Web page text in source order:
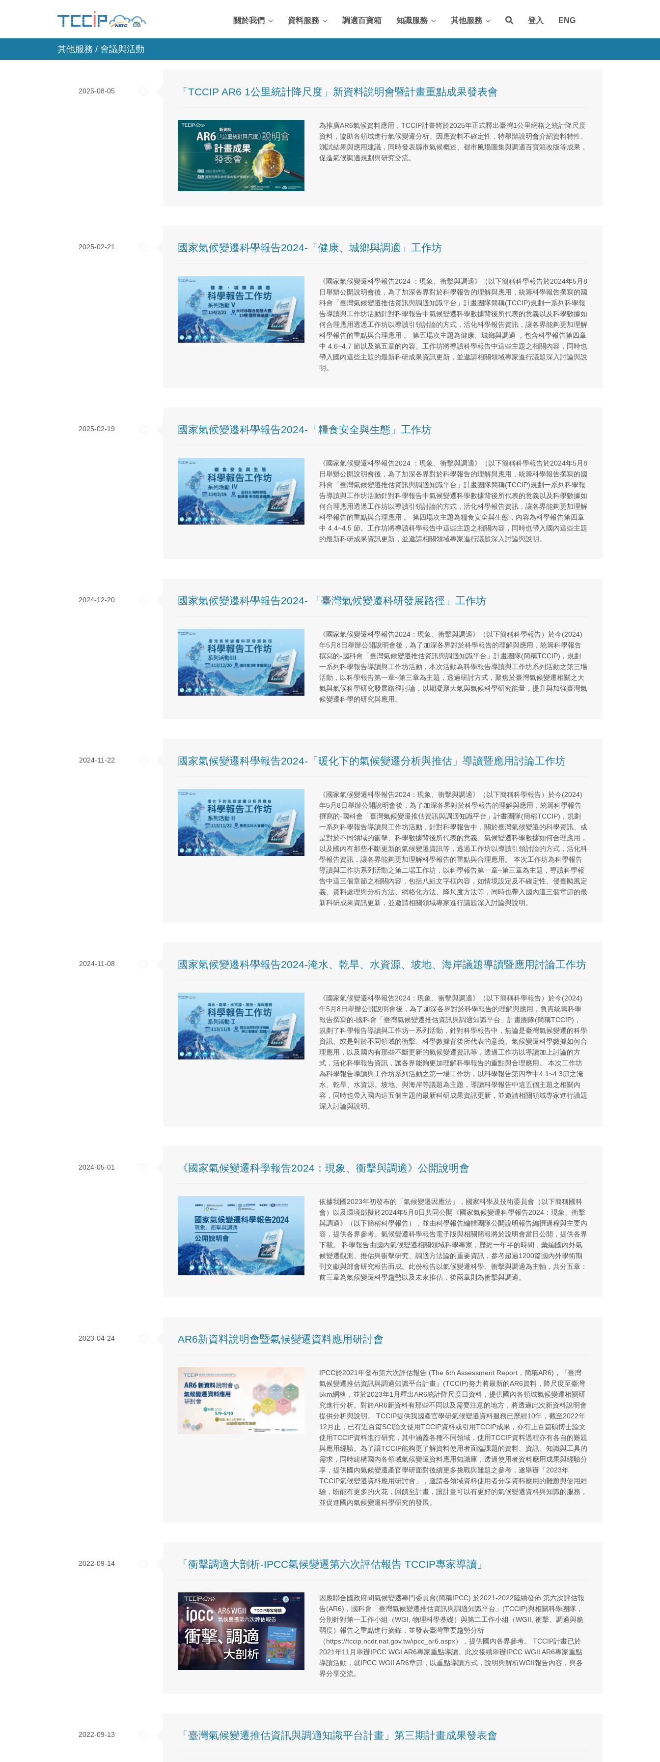
關於我們 資料服務 調適百寶箱 知識服務 其他服務 登入 ENG
其他服務 / 會議與活動
2025-08-05 「TCCIP AR6 1公里統計降尺度」新資料說明會暨計畫重點成果發表會
為推廣AR6氣候資料應用，TCCIP計畫將於2025年正式釋出臺灣1公里網格之統計降尺度
資料，協助各領域進行氣候變遷分析。因應資料不確定性，特舉辦說明會介紹資料特性、
測試結果與應用建議，同時發表縣市氣候概述、都市風場圖集與調適百寶箱改版等成果，
促進氣候調適規劃與研究交流。
2025-02-21 國家氣候變遷科學報告2024-「健康、城鄉與調適」工作坊
《國家氣候變遷科學報告2024 ：現象、衝擊與調適》（以下簡稱科學報告於2024年5月8
日舉辦公開說明會後，為了加深各界對於科學報告的理解與應用，統籌科學報告撰寫的國
科會「臺灣氣候變遷推估資訊與調適知識平台」計畫團隊簡稱(TCCIP)規劃一系列科學報
告導讀與工作坊活動針對科學報告中氣候變遷科學數據背後所代表的意義以及科學數據如
何合理應用透過工作坊以導讀引領討論的方式，活化科學報告資訊，讓各界能夠更加理解
科學報告的重點與合理應用 。 第五場次主題為健康、城鄉與調適 ，包含科學報告第四章
中 4.6~4.7 節以及第五章的內容。工作坊將導讀科學報告中這些主題之相關內容，同時也
帶入國內這些主題的最新科研成果資訊更新，並邀請相關領域專家進行議題深入討論與說
明。
2025-02-19 國家氣候變遷科學報告2024-「糧食安全與生態」工作坊
《國家氣候變遷科學報告2024 ：現象、衝擊與調適》（以下簡稱科學報告於2024年5月8
日舉辦公開說明會後，為了加深各界對於科學報告的理解與應用，統籌科學報告撰寫的國
科會「臺灣氣候變遷推估資訊與調適知識平台」計畫團隊簡稱(TCCIP)規劃一系列科學報
告導讀與工作坊活動針對科學報告中氣候變遷科學數據背後所代表的意義以及科學數據如
何合理應用透過工作坊以導讀引領討論的方式，活化科學報告資訊，讓各界能夠更加理解
科學報告的重點與合理應用 。 第四場次主題為糧食安全與生態，內容為科學報告第四章
中 4.4~4.5 節。工作坊將導讀科學報告中這些主題之相關內容，同時也帶入國內這些主題
的最新科研成果資訊更新，並邀請相關領域專家進行議題深入討論與說明。
2024-12-20 國家氣候變遷科學報告2024- 「臺灣氣候變遷科研發展路徑」工作坊
《國家氣候變遷科學報告2024：現象、衝擊與調適》（以下簡稱科學報告）於今(2024)
年5月8日舉辦公開說明會後，為了加深各界對於科學報告的理解與應用，統籌科學報告
撰寫的-國科會「臺灣氣候變遷推估資訊與調適知識平台」計畫團隊(簡稱TCCIP)，規劃
一系列科學報告導讀與工作坊活動，本次活動為科學報告導讀與工作坊系列活動之第三場
活動，以科學報告第一章~第三章為主題，透過研討方式，聚焦於臺灣氣候變遷相關之大
氣與氣候科學研究發展路徑討論，以期凝聚大氣與氣候科學研究能量，提升與加強臺灣氣
候變遷科學的研究與應用。
2024-11-22 國家氣候變遷科學報告2024-「暖化下的氣候變遷分析與推估」導讀暨應用討論工作坊
《國家氣候變遷科學報告2024：現象、衝擊與調適》（以下簡稱科學報告）於今(2024)
年5月8日舉辦公開說明會後，為了加深各界對於科學報告的理解與應用，統籌科學報告
撰寫的-國科會「臺灣氣候變遷推估資訊與調適知識平台」計畫團隊(簡稱TCCIP)，規劃
一系列科學報告導讀與工作坊活動，針對科學報告中，關於臺灣氣候變遷的科學資訊、或
是對於不同領域的衝擊、科學數據背後所代表的意義、氣候變遷科學數據如何合理應用，
以及國內有那些不斷更新的氣候變遷資訊等，透過工作坊以導讀引領討論的方式，活化科
學報告資訊，讓各界能夠更加理解科學報告的重點與合理應用。 本次工作坊為科學報告
導讀與工作坊系列活動之第二場工作坊，以科學報告第一章~第三章為主題，導讀科學報
告中這三個章節之相關內容，包括八組文字框內容，如情境設定及不確定性、侵臺颱風定
義、資料處理與分析方法、網格化方法、降尺度方法等，同時也帶入國內這三個章節的最
新科研成果資訊更新，並邀請相關領域專家進行議題深入討論與說明。
2024-11-08 國家氣候變遷科學報告2024-淹水、乾旱、水資源、坡地、海岸議題導讀暨應用討論工作坊
《國家氣候變遷科學報告2024：現象、衝擊與調適》（以下簡稱科學報告）於今(2024)
年5月8日舉辦公開說明會後，為了加深各界對於科學報告的理解與應用，負責統籌科學
報告撰寫的-國科會「臺灣氣候變遷推估資訊與調適知識平台」計畫團隊(簡稱TCCIP)，
規劃了科學報告導讀與工作坊一系列活動，針對科學報告中，無論是臺灣氣候變遷的科學
資訊、或是對於不同領域的衝擊、科學數據背後所代表的意義、氣候變遷科學數據如何合
理應用，以及國內有那些不斷更新的氣候變遷資訊等，透過工作坊以導讀加上討論的方
式，活化科學報告資訊，讓各界能夠更加理解科學報告的重點與合理應用。 本次工作坊
為科學報告導讀與工作坊系列活動之第一場工作坊，以科學報告第四章中4.1~4.3節之淹
水、乾旱、水資源、坡地、與海岸等議題為主題，導讀科學報告中這五個主題之相關內
容，同時也帶入國內這五個主題的最新科研成果資訊更新，並邀請相關領域專家進行議題
深入討論與說明。
2024-05-01 《國家氣候變遷科學報告2024：現象、衝擊與調適》公開說明會
依據我國2023年初發布的「氣候變遷因應法」，國家科學及技術委員會（以下簡稱國科
會）以及環境部擬於2024年5月8日共同公開《國家氣候變遷科學報告2024：現象、衝擊
與調適》（以下簡稱科學報告），並由科學報告編輯團隊公開說明報告編撰過程與主要內
容，提供各界參考。氣候變遷科學報告電子版與相關簡報將於說明會當日公開，提供各界
下載。 科學報告由國內氣候變遷相關領域科學專家，歷經一年半的時間，彙編國內外氣
候變遷觀測、推估與衝擊研究、調適方法論的重要資訊，參考超過1200篇國內外學術期
刊文獻與部會研究報告而成。此份報告以氣候變遷科學、衝擊與調適為主軸，共分五章：
前三章為氣候變遷科學趨勢以及未來推估，後兩章則為衝擊與調適。
2023-04-24 AR6新資料說明會暨氣候變遷資料應用研討會
IPCC於2021年發布第六次評估報告 (The 6th Assessment Report，簡稱AR6)，『臺灣
氣候變遷推估資訊與調適知識平台計畫』(TCCIP)努力將最新的AR6資料，降尺度至臺灣
5km網格，並於2023年1月釋出AR6統計降尺度日資料，提供國內各領域氣候變遷相關研
究進行分析。對於AR6新資料有那些不同以及需要注意的地方，將透過此次新資料說明會
提供分析與說明。 TCCIP提供我國產官學研氣候變遷資料服務已歷經10年，截至2022年
12月止，已有近百篇SCI論文使用TCCIP資料或引用TCCIP成果，亦有上百篇碩博士論文
使用TCCIP資料進行研究，其中涵蓋各種不同領域，使用TCCIP資料過程亦有各自的難題
與應用經驗。為了讓TCCIP能夠更了解資料使用者面臨課題的資料、資訊、知識與工具的
需求，同時建構國內各領域氣候變遷資料應用知識庫，透過使用者資料應用成果與經驗分
享，提供國內氣候變遷產官學研面對後續更多挑戰與難題之參考，遂舉辦「2023年
TCCIP氣候變遷資料應用研討會」，邀請各領域資料使用者分享資料應用的難題與使用經
驗，盼能有更多的火花，回饋至計畫，讓計畫可以有更好的氣候變遷資料與知識的服務，
並促進國內氣候變遷科學研究的發展。
2022-09-14 「衝擊調適大剖析-IPCC氣候變遷第六次評估報告 TCCIP專家導讀」
因應聯合國政府間氣候變遷專門委員會(簡稱IPCC) 於2021-2022陸續發佈 第六次評估報
告(AR6)，國科會「臺灣氣候變遷推估資訊與調適知識平台」(TCCIP)與相關科學團隊，
分別針對第一工作小組（WGI, 物理科學基礎）與第二工作小組（WGII, 衝擊、調適與脆
弱度）報告之重點進行摘錄，並發表臺灣重要趨勢分析
（https://tccip.ncdr.nat.gov.tw/ipcc_ar6.aspx），提供國內各界參考。 TCCIP計畫已於
2021年11月舉辦IPCC WGI AR6專家重點導讀。此次接續舉辦IPCC WGII AR6專家重點
導讀活動，就IPCC WGII AR6章節，以重點導讀方式，說明與解析WGII報告內容，與各
界分享交流。
2022-09-13 「臺灣氣候變遷推估資訊與調適知識平台計畫」第三期計畫成果發表會